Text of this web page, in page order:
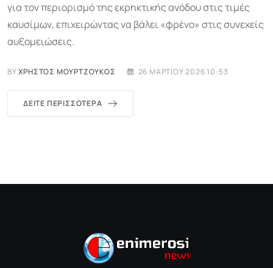
για τον περιορισμό της εκρηκτικής ανόδου στις τιμές
καυσίμων, επιχειρώντας να βάλει «φρένο» στις συνεχείς
αυξομειώσεις.
BYΧΡΉΣΤΟΣ ΜΟΥΡΤΖΟΎΚΟΣ 26 ΜΑΡΤΊΟΥ 2026 10:53
ΔΕΊΤΕ ΠΕΡΙΣΣΌΤΕΡΑ